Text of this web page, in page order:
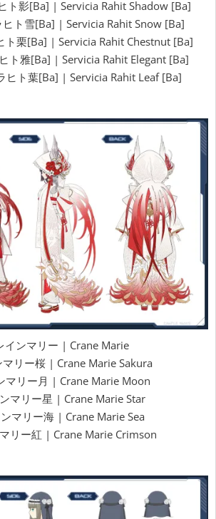
ト影[Ba] | Servicia Rahit Shadow [Ba]
ヒト雪[Ba] | Servicia Rahit Snow [Ba]
ト栗[Ba] | Servicia Rahit Chestnut [Ba]
ト雅[Ba] | Servicia Rahit Elegant [Ba]
ヒト葉[Ba] | Servicia Rahit Leaf [Ba]
インマリー | Crane Marie
マリー桜 | Crane Marie Sakura
マリー月 | Crane Marie Moon
マリー星 | Crane Marie Star
マリー海 | Crane Marie Sea
リー紅 | Crane Marie Crimson